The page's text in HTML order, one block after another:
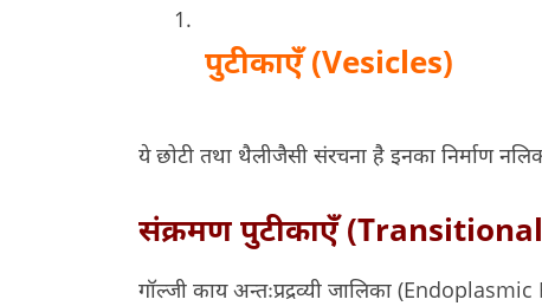
पुटीकाएँ (Vesicles)
ये छोटी तथा थैलीजैसी संरचना है इनका निर्माण
संक्रमण पुटीकाएँ
गॉल्जी काय अन्तःप्रद्रव्यी जालिका